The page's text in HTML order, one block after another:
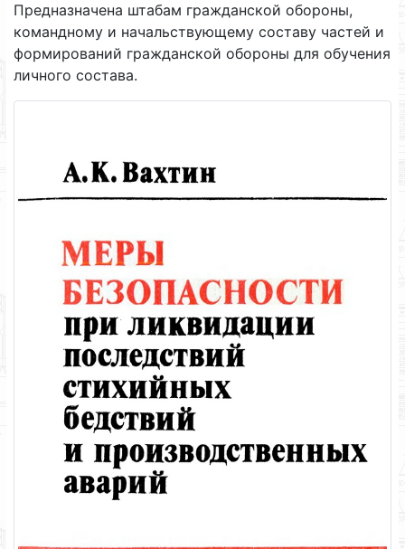
Предназначена штабам гражданской обороны,
командному и начальствующему составу частей и
формирований гражданской обороны для обучения
личного состава.